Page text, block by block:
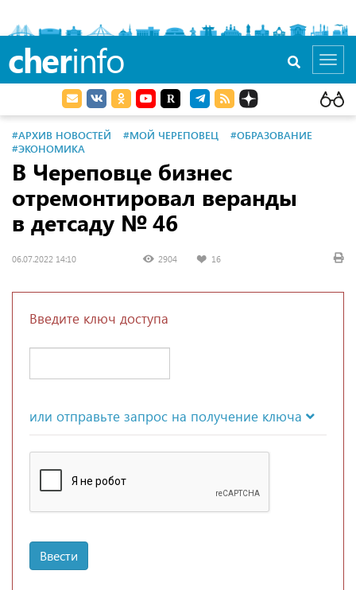
cherinfo
#АРХИВ НОВОСТЕЙ #МОЙ ЧЕРЕПОВЕЦ
#ОБРАЗОВАНИЕ
#ЭКОНОМИКА
В Череповце бизнес
отремонтировал веранды
в детсаду № 46
06.07.2022 14:10 2904 16
Введите ключ доступа
или отправьте запрос на получение ключа
Ввести